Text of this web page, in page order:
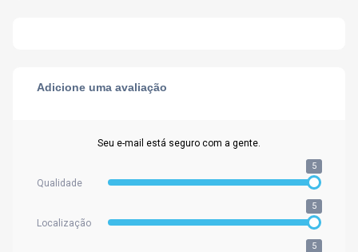
Adicione uma avaliação
Seu e-mail está seguro com a gente.
Qualidade
5
Localização
5
5